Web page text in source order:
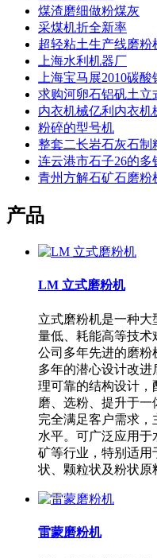
煤渣磨细做粉煤灰
采煤机折全新率
超轻粘土生产线磨粉
上海水利机器厂
上海宝马展2010碳
求购河卵石铝矾土立
内衣机械亿利内衣机
粉碎的型号机
整套二长岩石灰石制
连云港市石子26的多
青州方解石矿石磨粉
产品
LM 立式磨粉机
立式磨粉机是一种
量低、耗能高等技术
公司多年先进的磨粉
多年的潜心设计改
理可靠的结构设计，
磨、选粉、提升于
完全满足客户需求
水平。可广泛应用
矿等行业，特别适用
状、颗粒状及粉状原
雷蒙磨粉机